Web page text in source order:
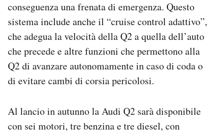
conseguenza una frenata di emergenza. Questo
sistema include anche il “cruise control adattivo”,
che adegua la velocità della Q2 a quella dell’auto
che precede e altre funzioni che permettono alla
Q2 di avanzare autonomamente in caso di coda o
di evitare cambi di corsia pericolosi.
Al lancio in autunno la Audi Q2 sarà disponibile
con sei motori, tre benzina e tre diesel, con